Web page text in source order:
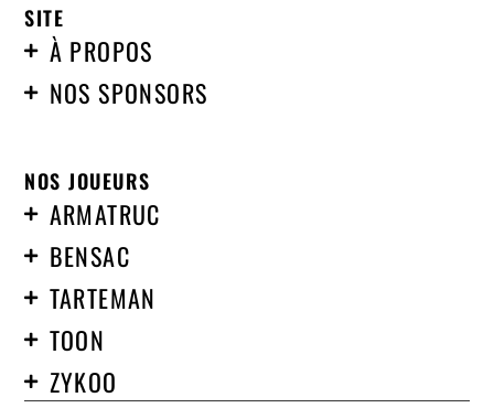
SITE
À PROPOS
NOS SPONSORS
NOS JOUEURS
ARMATRUC
BENSAC
TARTEMAN
TOON
ZYKOO